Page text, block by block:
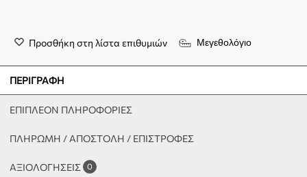
Προσθήκη στη λίστα επιθυμιών Μεγεθολόγιο
ΠΕΡΙΓΡΑΦΉ
ΕΠΙΠΛΈΟΝ ΠΛΗΡΟΦΟΡΊΕΣ
ΠΛΗΡΩΜΗ / ΑΠΟΣΤΟΛΗ / ΕΠΙΣΤΡΟΦΕΣ
ΑΞΙΟΛΟΓΉΣΕΙΣ 0